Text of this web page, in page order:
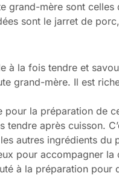
grand-mère sont
sont le jarret de
à la fois tendre et
grand-mère. Il est
pour la préparation de
après cuisson.
autres ingrédients du
pour accompagner
à la préparation pour